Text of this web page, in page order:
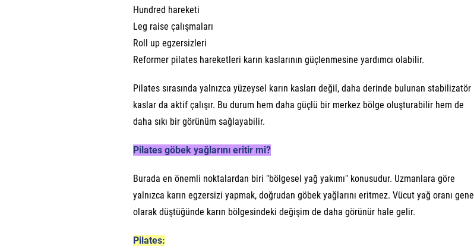
Hundred hareketi
Leg raise çalışmaları
Roll up egzersizleri
Reformer pilates hareketleri karın kaslarının güçlenmesine yardımcı olabilir.
Pilates sırasında yalnızca yüzeysel karın kasları değil, daha derinde bulunan stabilizatör
kaslar da aktif çalışır. Bu durum hem daha güçlü bir merkez bölge oluşturabilir hem de
daha sıkı bir görünüm sağlayabilir.
Pilates göbek yağlarını eritir mi?
Burada en önemli noktalardan biri "bölgesel yağ yakımı" konusudur. Uzmanlara göre
yalnızca karın egzersizi yapmak, doğrudan göbek yağlarını eritmez. Vücut yağ oranı genel
olarak düştüğünde karın bölgesindeki değişim de daha görünür hale gelir.
Pilates: